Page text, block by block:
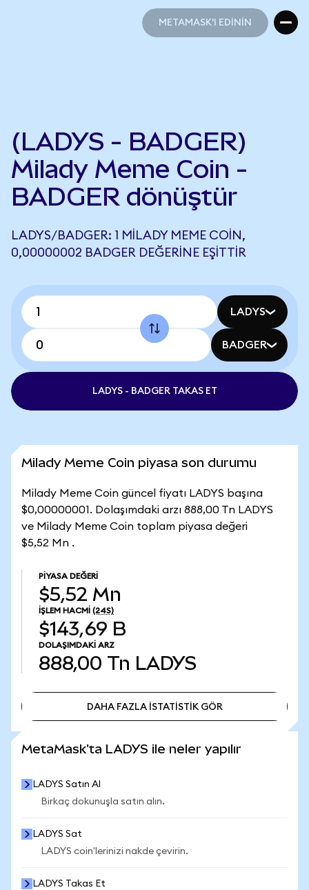
METAMASK'I EDİNİN
(LADYS - BADGER)
Milady Meme Coin -
BADGER dönüştür
LADYS/BADGER: 1 MILADY MEME COIN,
0,00000002 BADGER DEĞERINE EŞITTIR
LADYS
BADGER
LADYS - BADGER TAKAS ET
Milady Meme Coin piyasa son durumu
Milady Meme Coin güncel fiyatı LADYS başına
$0,00000001. Dolaşımdaki arzı 888,00 Tn LADYS
ve Milady Meme Coin toplam piyasa değeri
$5,52 Mn .
PIYASA DEĞERI
$5,52 Mn
İŞLEM HACMI (24S)
$143,69 B
DOLAŞIMDAKI ARZ
888,00 Tn LADYS
DAHA FAZLA İSTATİSTİK GÖR
MetaMask'ta LADYS ile neler yapılır
LADYS Satın Al
Birkaç dokunuşla satın alın.
LADYS Sat
LADYS coin'lerinizi nakde çevirin.
LADYS Takas Et